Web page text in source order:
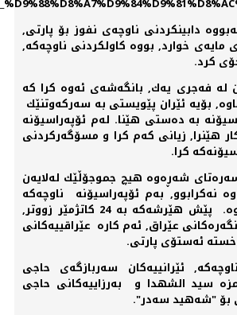
دابینكردنی ناوچەی نفوز بۆ پارتی,
مایەی خوارد, بووە كاولكردنی ناوچەكە,
كرد.
فەجری یەك, بانگەشەی ئەوە كرا كە
بۆیە ئێران پێویستی بە سەركەوتنێك
بە دەستی هێنا. لەم ئۆپەراسیۆنە
هێنرا, زیانی كەم كرا و مسۆگەركردنی
كرا.
شەڕەوە هیچ جموجۆڵێك لەلایەن
نەكرابوو, بەم ئۆپەراسیۆنە ناوچەكە
هێنرایە ناو جەنگەوە. پێش هێرشەكە بە 24 كاتژمێر زووتر,
عێراق, ئەم كارە عێراقییەكانی
ئەستۆی پارتی.
ئێرانییەكان سەربازگەی حاجی
حمزە سید الشهدا و بەرزاییەكانی حاجی
بۆ "شەهید سەدر".